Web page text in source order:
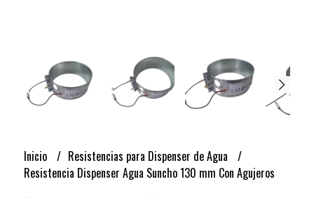
Inicio
Resistencias para Dispenser de Agua
Resistencia Dispenser Agua Suncho 130 mm Con Agujeros